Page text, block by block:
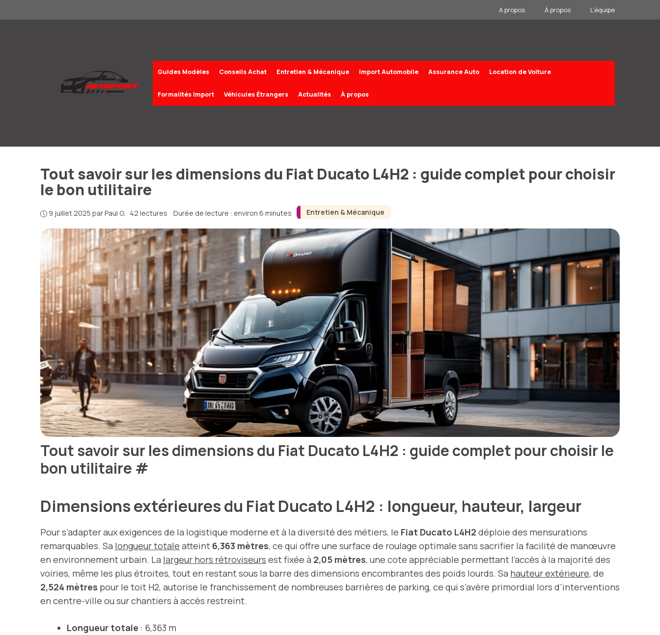
au
A propos À propos L’équipe
Guides Modèles Conseils Achat Entretien & Mécanique Import Automobile Assurance Auto Location de Voiture
Formalités Import Véhicules Étrangers Actualités À propos
Entretien & Mécanique
Tout savoir sur les dimensions du Fiat Ducato L4H2 : guide complet pour choisir
le bon utilitaire
9 juillet 2025 parPaul G. · 42 lectures · Durée de lecture : environ 6 minutes
Tout savoir sur les dimensions du Fiat Ducato L4H2 : guide complet pour choisir le
bon utilitaire #
Dimensions extérieures du Fiat Ducato L4H2 : longueur, hauteur, largeur
Pour s’adapter aux exigences de la logistique moderne et à la diversité des métiers, le Fiat Ducato L4H2 déploie des mensurations
remarquables. Sa longueur totale atteint 6,363 mètres, ce qui offre une surface de roulage optimale sans sacrifier la facilité de manœuvre
en environnement urbain. La largeur hors rétroviseurs est fixée à 2,05 mètres, une cote appréciable permettant l’accès à la majorité des
voiries, même les plus étroites, tout en restant sous la barre des dimensions encombrantes des poids lourds. Sa hauteur extérieure, de
2,524 mètres pour le toit H2, autorise le franchissement de nombreuses barrières de parking, ce qui s’avère primordial lors d’interventions
en centre-ville ou sur chantiers à accès restreint.
Longueur totale : 6,363 m